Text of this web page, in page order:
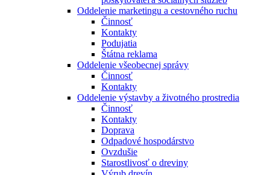
Oddelenie marketingu a cestovného ruchu
Činnosť
Kontakty
Podujatia
Štátna reklama
Oddelenie všeobecnej správy
Činnosť
Kontakty
Oddelenie výstavby a životného prostredia
Činnosť
Kontakty
Doprava
Odpadové hospodárstvo
Ovzdušie
Starostlivosť o dreviny